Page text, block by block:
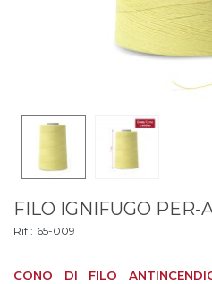
FILO IGNIFUGO PER-
Rif : 65-009
CONO DI FILO